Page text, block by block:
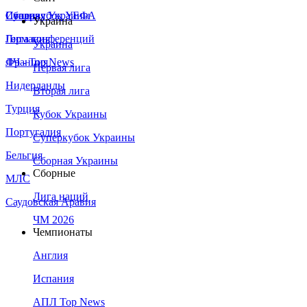
Сборная Украины
Италия
Германия
Франция
Нидерланды
Турция
Португалия
Бельгия
МЛС
Саудовская Аравия
Суперкубок УЕФА
Лига конференций
ЛЧ - Top News
Украина
Украина
Первая лига
Вторая лига
Кубок Украины
Суперкубок Украины
Сборная Украины
Сборные
Лига наций
ЧМ 2026
Чемпионаты
Англия
Испания
АПЛ Top News